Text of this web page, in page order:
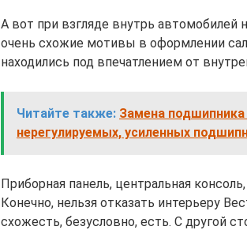
А вот при взгляде внутрь автомобилей
очень схожие мотивы в оформлении
находились под впечатлением от
Читайте также: Замена
нерегулируемых, усиленных
Приборная панель, центральная
Конечно, нельзя отказать интерьеру
схожесть, безусловно, есть. С другой